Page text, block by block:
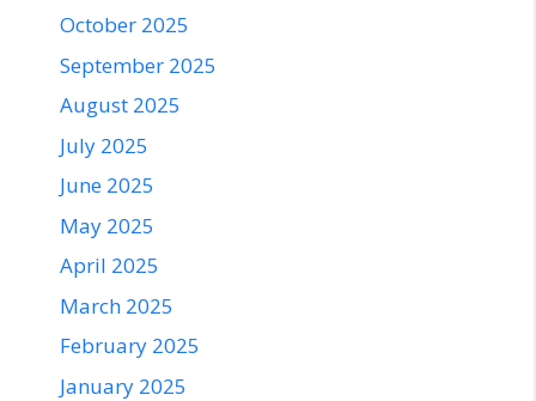
October 2025
September 2025
August 2025
July 2025
June 2025
May 2025
April 2025
March 2025
February 2025
January 2025